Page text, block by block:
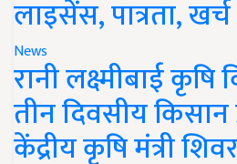
लाइसेंस, पात्रता,
News
रानी लक्ष्मीबाई कृषि
तीन दिवसीय किसान
केंद्रीय कृषि मंत्री